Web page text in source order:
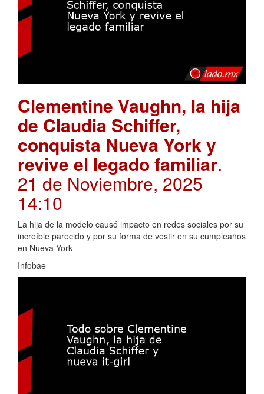
Clementine Vaughn, la hija
de Claudia Schiffer,
conquista Nueva York y
revive el legado familiar.
21 de Noviembre, 2025
14:10
La hija de la modelo causó impacto en redes sociales por su
increíble parecido y por su forma de vestir en su cumpleaños
en Nueva York
Infobae